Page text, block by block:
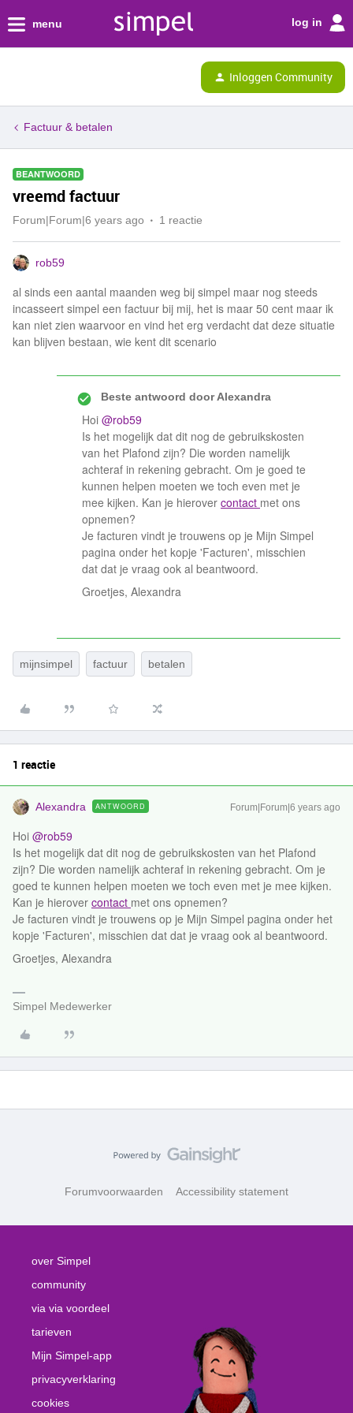
menu log in
Inloggen Community
Factuur & betalen
BEANTWOORD
vreemd factuur
Forum|Forum|6 years ago 1 reactie
rob59
al sinds een aantal maanden weg bij simpel maar nog steeds
incasseert simpel een factuur bij mij, het is maar 50 cent maar ik
kan niet zien waarvoor en vind het erg verdacht dat deze situatie
kan blijven bestaan, wie kent dit scenario
Beste antwoord doorAlexandra
Hoi @rob59
Is het mogelijk dat dit nog de gebruikskosten
van het Plafond zijn? Die worden namelijk
achteraf in rekening gebracht. Om je goed te
kunnen helpen moeten we toch even met je
mee kijken. Kan je hierover contact met ons
opnemen?
Je facturen vindt je trouwens op je Mijn Simpel
pagina onder het kopje 'Facturen', misschien
dat dat je vraag ook al beantwoord.
Groetjes, Alexandra
mijnsimpel factuur betalen
1 reactie
Alexandra ANTWOORD Forum|Forum|6 years ago
Hoi @rob59
Is het mogelijk dat dit nog de gebruikskosten van het Plafond
zijn? Die worden namelijk achteraf in rekening gebracht. Om je
goed te kunnen helpen moeten we toch even met je mee kijken.
Kan je hierover contact met ons opnemen?
Je facturen vindt je trouwens op je Mijn Simpel pagina onder het
kopje 'Facturen', misschien dat dat je vraag ook al beantwoord.
Groetjes, Alexandra
Simpel Medewerker
Forumvoorwaarden Accessibility statement
over Simpel
community
via via voordeel
tarieven
Mijn Simpel-app
privacyverklaring
cookies